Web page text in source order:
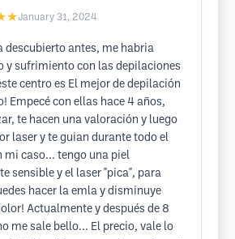
January 31, 2024
descubierto antes, me habria
y sufrimiento con las depilaciones
centro es El mejor de depilación
Empecé con ellas hace 4 años,
te hacen una valoración y luego
laser y te guian durante todo el
mi caso... tengo una piel
sensible y el laser "pica", para
hacer la emla y disminuye
Actualmente y después de 8
me sale bello... El precio, vale lo